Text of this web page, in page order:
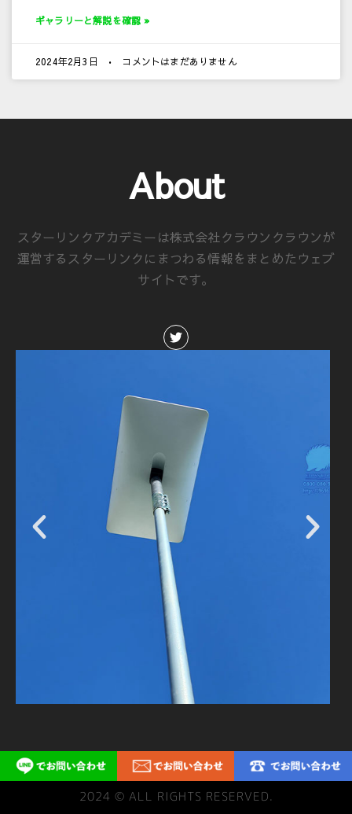
ギャラリーと解説を確認 »
2024年2月3日 コメントはまだありません
About
スターリンクアカデミーは株式会社クラウンクラウンが
運営するスターリンクにまつわる情報をまとめたウェブ
サイトです。
2024 © ALL RIGHTS RESERVED.